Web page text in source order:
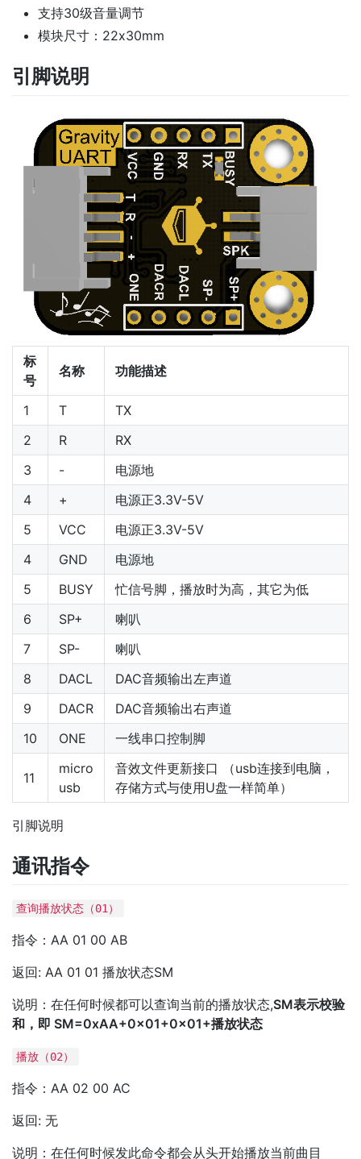
支持30级音量调节
模块尺寸：22x30mm
引脚说明
标
号
名称 功能描述
1 T
TX
2
R
RX
3
-
电源地
4
+
电源正3.3V-5V
5
VCC
电源正3.3V-5V
4
GND
电源地
5
BUSY
忙信号脚，播放时为高，其它为低
6
SP+
喇叭
7
SP-
喇叭
8
DACL
DAC音频输出左声道
9
DACR
DAC音频输出右声道
10
ONE 一线串口控制脚
11
micro
usb
音效文件更新接口 （usb连接到电脑，
存储方式与使用U盘一样简单）
引脚说明
通讯指令
查询播放状态（01）
指令：AA 01 00 AB
返回: AA 01 01 播放状态SM
说明：在任何时候都可以查询当前的播放状态,SM表示校验
和，即 SM=0xAA+0x01+0x01+播放状态
播放（02）
指令：AA 02 00 AC
返回: 无
说明：在任何时候发此命令都会从头开始播放当前曲目